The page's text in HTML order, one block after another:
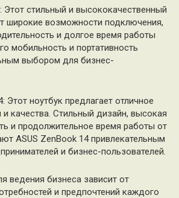
Этот стильный и высококачественный
широкие возможности подключения,
и долгое время работы
мобильность и портативность
выбором для бизнес-
Этот ноутбук предлагает отличное
качества. Стильный дизайн, высокая
и продолжительное время работы от
ASUS ZenBook 14 привлекательным
и бизнес-пользователей.
ведения бизнеса зависит от
и предпочтений каждого